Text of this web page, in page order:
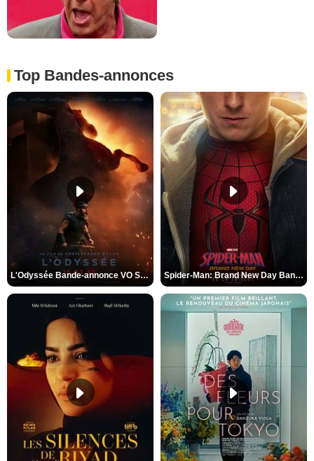
Top Bandes-annonces
L'Odyssée Bande-annonce VO STFR Spider-Man: Brand New Day Bande-annonce VO STFR